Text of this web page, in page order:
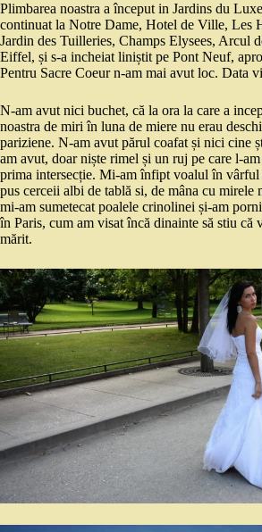
Plimbarea noastra a început in Jardins du
continuat la Notre Dame, Hotel de Ville, Les
Jardin des Tuilleries, Champs Elysees, Arcul
Eiffel, și s-a incheiat liniștit pe Pont Neuf,
Pentru Sacre Coeur n-am mai avut loc. Data
N-am avut nici buchet, că la ora la care a
noastra de miri în luna de miere nu erau
pariziene. N-am avut părul coafat și nici cine
am avut, doar niște rimel și un ruj pe care l-
prima intersecție. Mi-am înfipt voalul în
pus cerceii albi de tablă si, de mâna cu mirele
mi-am sumetecat poalele crinolinei și-am
în Paris, cum am visat încă dinainte să stiu că
mărit.